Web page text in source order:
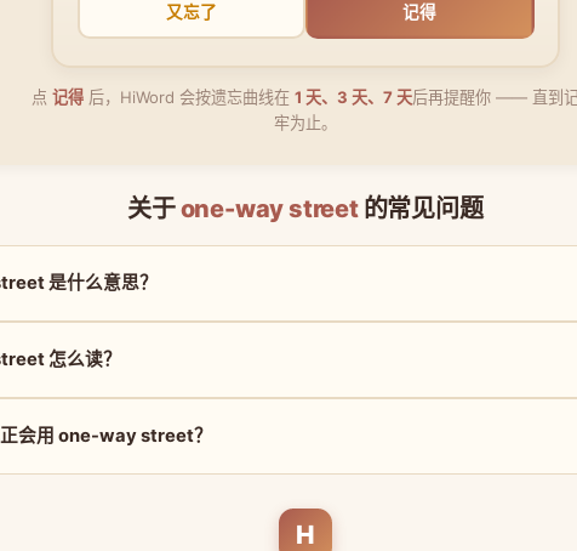
又忘了 记得
点 记得 后，HiWord 会按遗忘曲线在 1 天、3 天、7 天后再提醒你 —— 直到
牢为止。
关于one-way street的常见问题
是什么意思？
怎么读？
会用 one-way street？
H